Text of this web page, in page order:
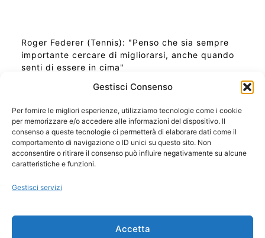
Gestisci Consenso
Per fornire le migliori esperienze, utilizziamo tecnologie come i cookie
per memorizzare e/o accedere alle informazioni del dispositivo. Il
consenso a queste tecnologie ci permetterà di elaborare dati come il
comportamento di navigazione o ID unici su questo sito. Non
acconsentire o ritirare il consenso può influire negativamente su alcune
caratteristiche e funzioni.
Gestisci servizi
Accetta
Roger Federer (Tennis): "Penso che sia sempre
importante cercare di migliorarsi, anche quando
senti di essere in cima"
Ora Esatta in Italia in questo momento
Ti Senti Strano Ultimamente? Potrebbe Essere per
la Risonanza di Schumann
Come Sapere Se Stai Ascendendo alla Quinta
Copyright 2026 NotiziePlus.com